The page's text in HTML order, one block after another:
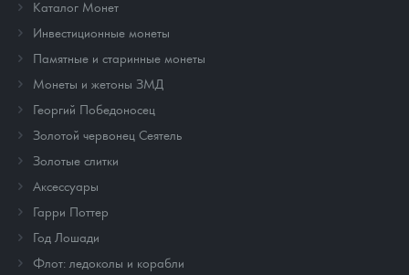
Каталог Монет
Инвестиционные монеты
Памятные и старинные монеты
Монеты и жетоны ЗМД
Георгий Победоносец
Золотой червонец Сеятель
Золотые слитки
Аксессуары
Гарри Поттер
Год Лошади
Флот: ледоколы и корабли